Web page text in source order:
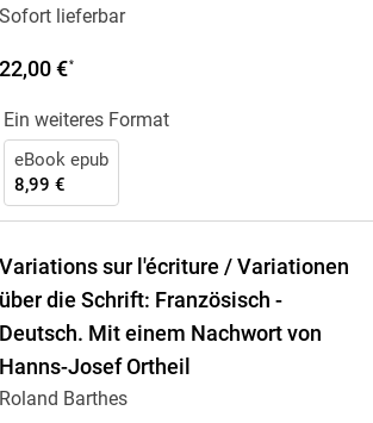
Sofort lieferbar
22,00 €*
Ein weiteres Format
eBook epub
8,99 €
Variations sur l'écriture / Variationen
über die Schrift: Französisch -
Deutsch. Mit einem Nachwort von
Hanns-Josef Ortheil
Roland Barthes